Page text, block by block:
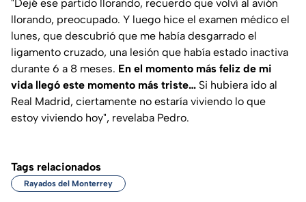
"Dejé ese partido llorando, recuerdo que volví al avión
llorando, preocupado. Y luego hice el examen médico el
lunes, que descubrió que me había desgarrado el
ligamento cruzado, una lesión que había estado inactiva
durante 6 a 8 meses. En el momento más feliz de mi
vida llegó este momento más triste… Si hubiera ido al
Real Madrid, ciertamente no estaría viviendo lo que
estoy viviendo hoy", revelaba Pedro.
Tags relacionados
Rayados del Monterrey